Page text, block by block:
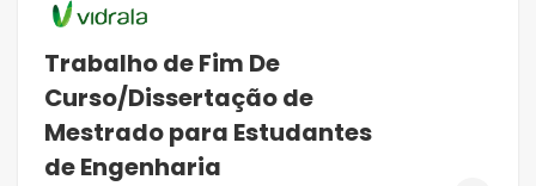
Trabalho de Fim De
Curso/Dissertação de
Mestrado para Estudantes
de Engenharia